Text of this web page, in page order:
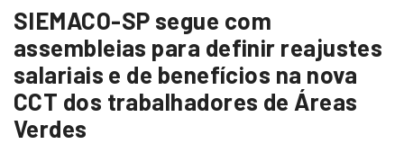
SIEMACO-SP segue com
assembleias para definir reajustes
salariais e de benefícios na nova
CCT dos trabalhadores de Áreas
Verdes